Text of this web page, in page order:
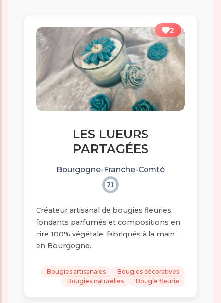
2
LES LUEURS
PARTAGÉES
Bourgogne-Franche-Comté
71
Créateur artisanal de bougies fleuries,
fondants parfumés et compositions en
cire 100% végétale, fabriqués à la main
en Bourgogne.
Bougies artisanales
Bougies décoratives
Bougies naturelles
Bougie fleurie